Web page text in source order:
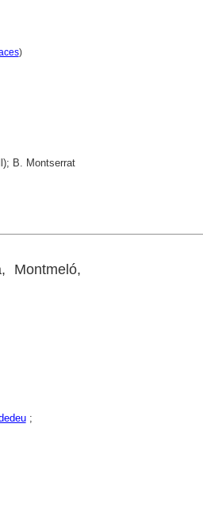
)
B. Montserrat
Montmeló,
;